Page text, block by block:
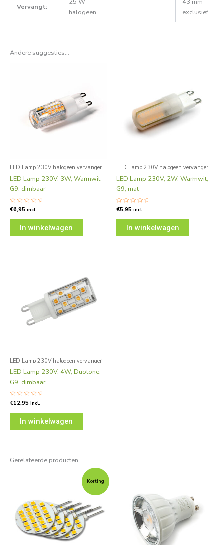
Vervangt:
25 W
halogeen
43 mm
exclusief
Andere suggesties…
LED Lamp 230V halogeen vervanger
LED Lamp 230V, 3W, Warmwit,
G9, dimbaar
Gewaardeerd
0
€6,95 incl.
In winkelwagen
LED Lamp 230V halogeen vervanger
LED Lamp 230V, 2W, Warmwit,
G9, mat
Gewaardeerd
0
€5,95 incl.
In winkelwagen
LED Lamp 230V halogeen vervanger
LED Lamp 230V, 4W, Duotone,
G9, dimbaar
Gewaardeerd
0
€12,95 incl.
In winkelwagen
Gerelateerde producten
Korting